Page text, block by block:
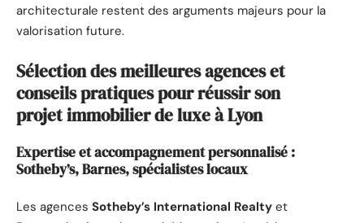
architecturale restent des arguments majeurs pour la
valorisation future.
Sélection des meilleures agences et
conseils pratiques pour réussir son
projet immobilier de luxe à Lyon
Expertise et accompagnement personnalisé :
Sotheby’s, Barnes, spécialistes locaux
Les agences Sotheby’s International Realty et